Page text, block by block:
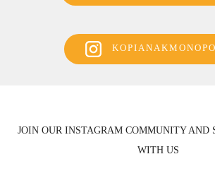
JOIN OUR INSTAGRAM COMMUNITY AND
WITH US